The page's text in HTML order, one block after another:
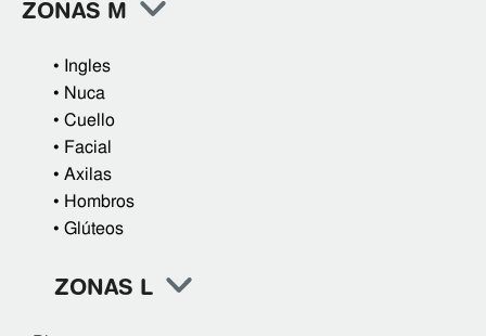
ZONAS M
• Ingles
• Nuca
• Cuello
• Facial
• Axilas
• Hombros
• Glúteos
ZONAS L